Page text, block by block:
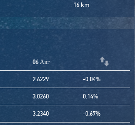
16 km
06 Авг
2.6229 -0.04%
3.0260 0.14%
3.2340 -0.67%